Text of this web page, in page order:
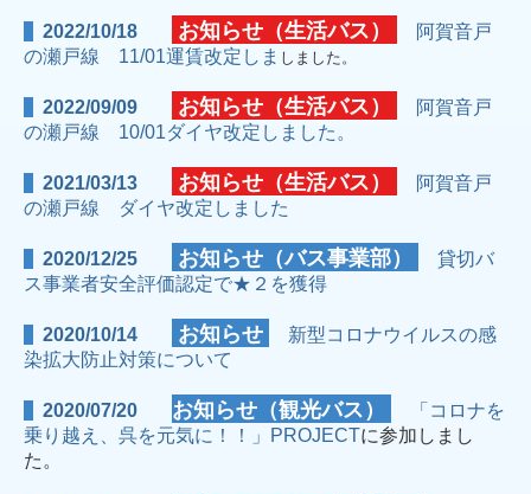
2022/10/18 お知らせ（生活バス）
阿賀音戸
の瀬戸線 11/01運賃改定しま しました。
2022/09/09 お知らせ（生活バス）
阿賀音戸
の瀬戸線 10/01ダイヤ改定しました。
2021/03/13 お知らせ（生活バス）
阿賀音戸
の瀬戸線 ダイヤ改定しました
2020/12/25 お知らせ（バス事業部）
貸切バ
ス事業者安全評価認定で★２を獲得
2020/10/14 お知らせ
新型コロナウイルスの感
染拡大防止対策について
2020/07/20 お知らせ（観光バス）
「コロナを
乗り越え、呉を元気に！！」PROJECTに参加しまし
た。